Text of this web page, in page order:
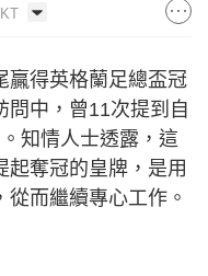
贏得英格蘭足總盃冠
中，曾11次提到自
知情人士透露，這
起奪冠的皇牌，是用
而繼續專心工作。